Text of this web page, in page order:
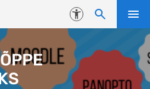
Juurdepääsetavus